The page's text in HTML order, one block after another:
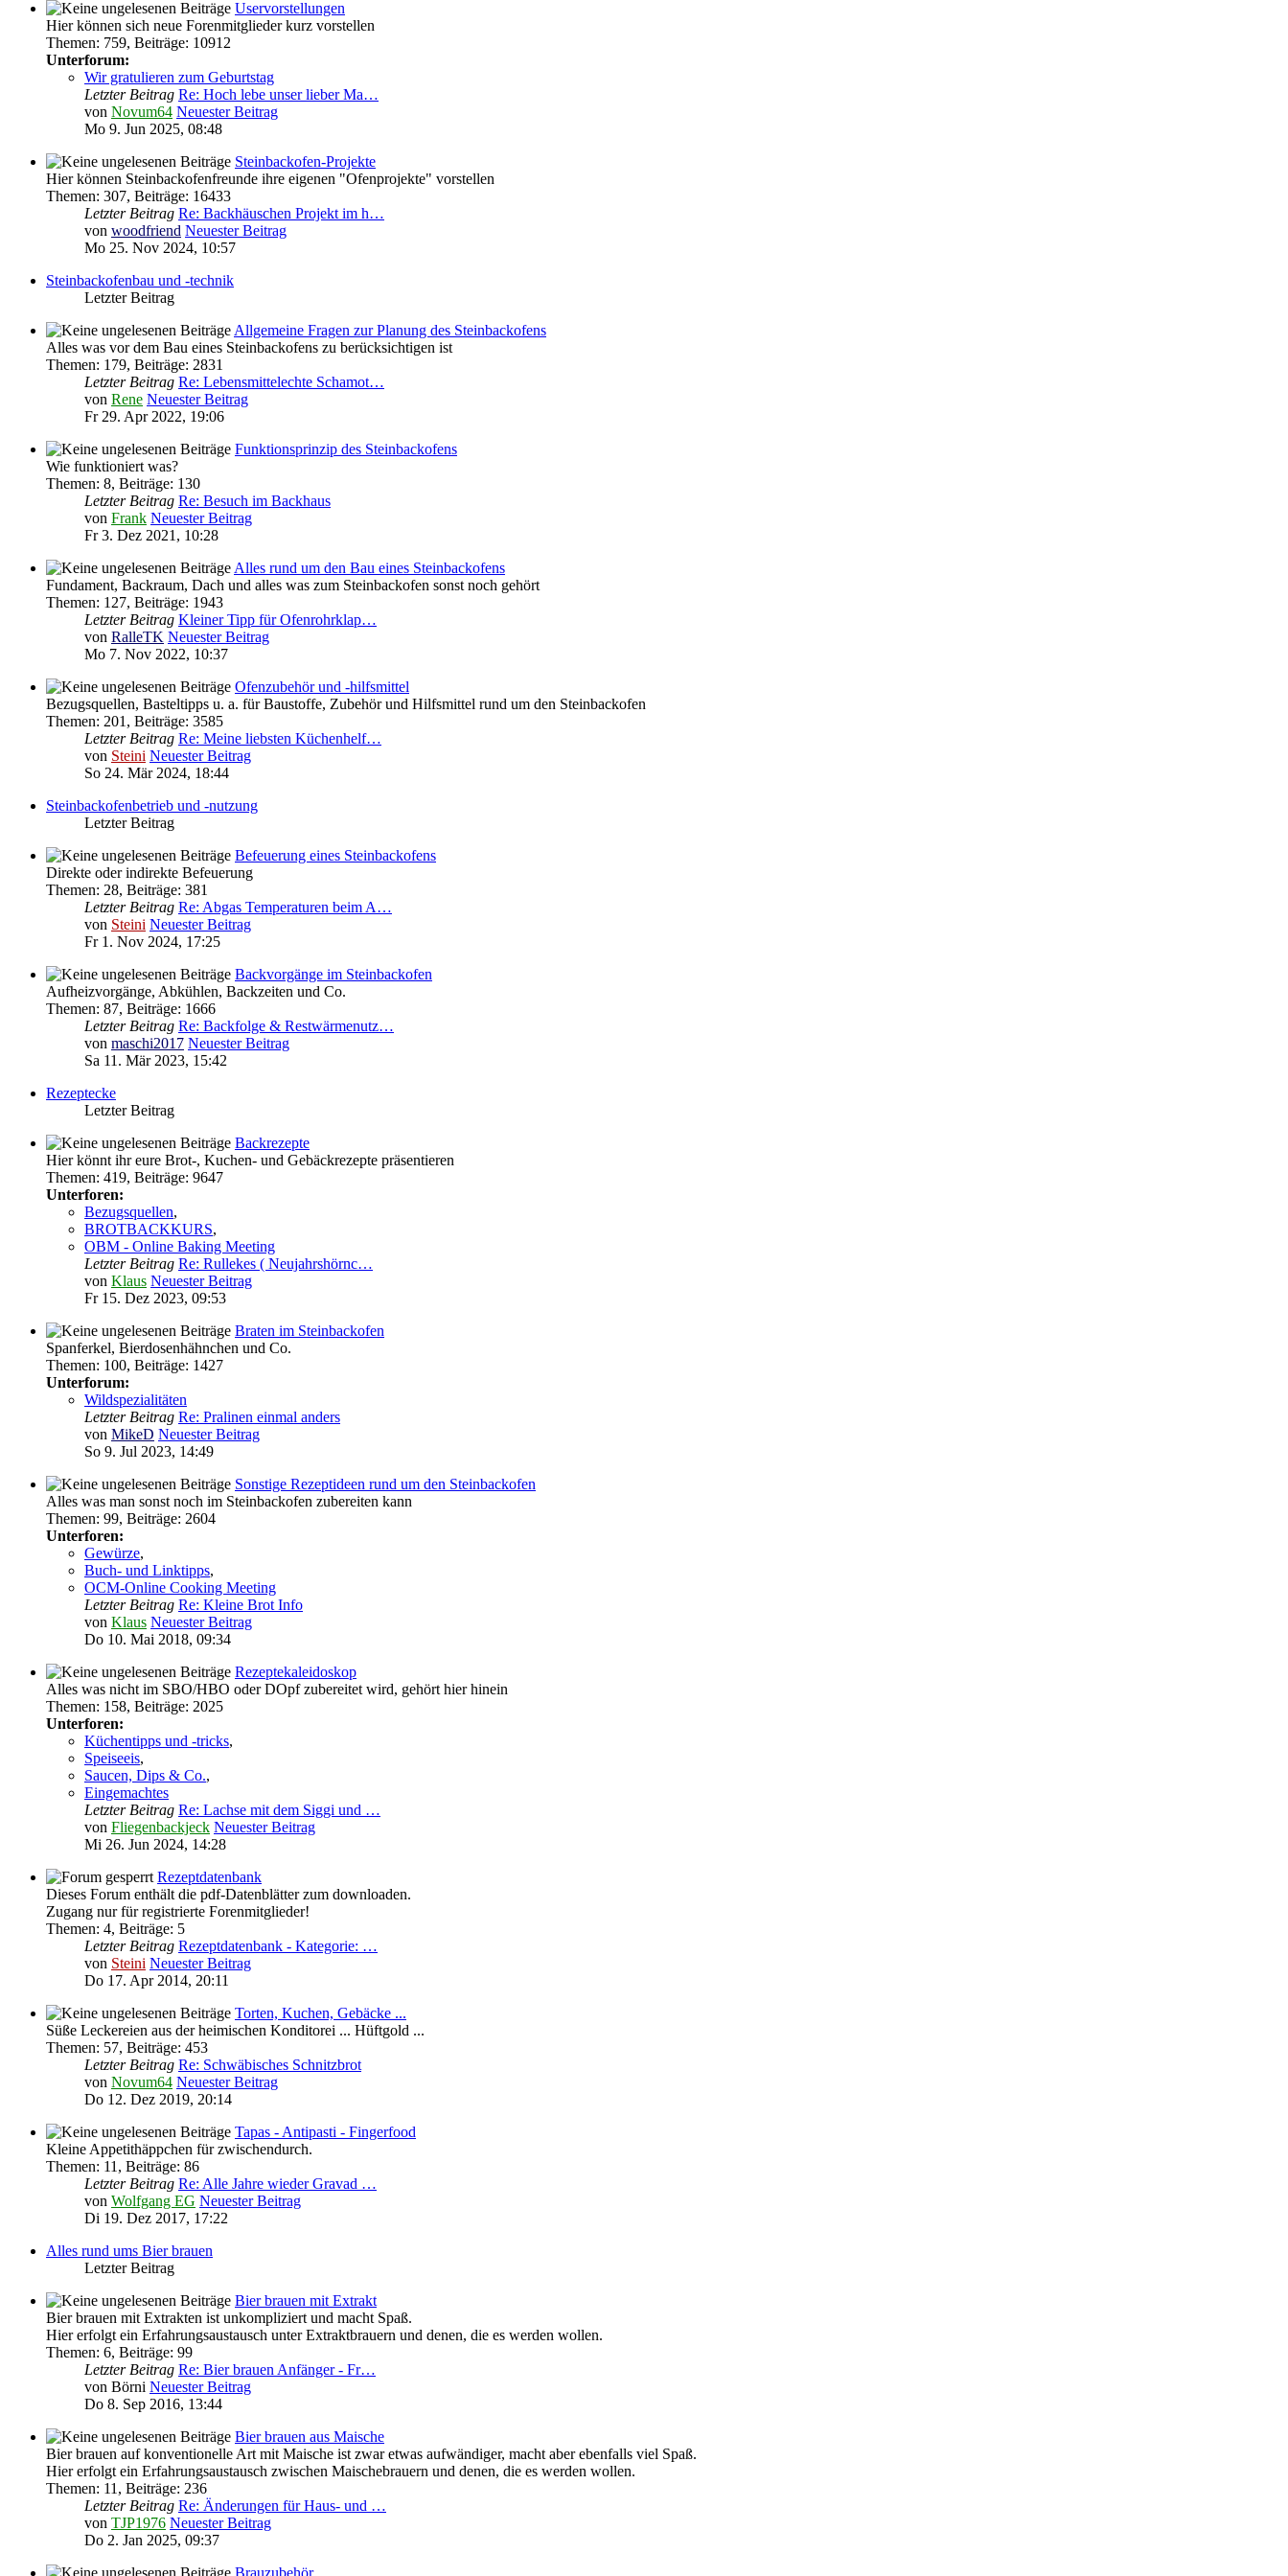
Uservorstellungen
Hier können sich neue Forenmitglieder kurz vorstellen
Themen: 759, Beiträge: 10912
Unterforum:
Wir gratulieren zum Geburtstag
Letzter Beitrag Re: Hoch lebe unser lieber Ma…
von Novum64 Neuester Beitrag
Mo 9. Jun 2025, 08:48
Steinbackofen-Projekte
Hier können Steinbackofenfreunde ihre eigenen "Ofenprojekte" vorstellen
Themen: 307, Beiträge: 16433
Letzter Beitrag Re: Backhäuschen Projekt im h…
von woodfriend Neuester Beitrag
Mo 25. Nov 2024, 10:57
Steinbackofenbau und -technik
Letzter Beitrag
Allgemeine Fragen zur Planung des Steinbackofens
Alles was vor dem Bau eines Steinbackofens zu berücksichtigen ist
Themen: 179, Beiträge: 2831
Letzter Beitrag Re: Lebensmittelechte Schamot…
von Rene Neuester Beitrag
Fr 29. Apr 2022, 19:06
Funktionsprinzip des Steinbackofens
Wie funktioniert was?
Themen: 8, Beiträge: 130
Letzter Beitrag Re: Besuch im Backhaus
von Frank Neuester Beitrag
Fr 3. Dez 2021, 10:28
Alles rund um den Bau eines Steinbackofens
Fundament, Backraum, Dach und alles was zum Steinbackofen sonst noch gehört
Themen: 127, Beiträge: 1943
Letzter Beitrag Kleiner Tipp für Ofenrohrklap…
von RalleTK Neuester Beitrag
Mo 7. Nov 2022, 10:37
Ofenzubehör und -hilfsmittel
Bezugsquellen, Basteltipps u. a. für Baustoffe, Zubehör und Hilfsmittel rund um den Steinbackofen
Themen: 201 , Beiträge: 3585
Letzter Beitrag Re: Meine liebsten Küchenhelf…
von Steini Neuester Beitrag
So 24. Mär 2024, 18:44
Steinbackofenbetrieb und -nutzung
Letzter Beitrag
Befeuerung eines Steinbackofens
Direkte oder indirekte Befeuerung
Themen: 28, Beiträge: 381
Letzter Beitrag Re: Abgas Temperaturen beim A…
von Steini Neuester Beitrag
Fr 1. Nov 2024, 17:25
Backvorgänge im Steinbackofen
Aufheizvorgänge, Abkühlen, Backzeiten und Co.
Themen: 87, Beiträge: 1666
Letzter Beitrag Re: Backfolge & Restwärmenutz…
von maschi2017 Neuester Beitrag
Sa 11. Mär 2023, 15:42
Rezeptecke
Letzter Beitrag
Backrezepte
Hier könnt ihr eure Brot-, Kuchen- und Gebäckrezepte präsentieren
Themen: 419, Beiträge: 9647
Unterforen:
Bezugsquellen,
BROTBACKKURS,
OBM - Online Baking Meeting
Letzter Beitrag Re: Rullekes ( Neujahrshörnc…
von Klaus Neuester Beitrag
Fr 15. Dez 2023, 09:53
Braten im Steinbackofen
Spanferkel, Bierdosenhähnchen und Co.
Themen: 100, Beiträge: 1427
Unterforum:
Wildspezialitäten
Letzter Beitrag Re: Pralinen einmal anders
von MikeD Neuester Beitrag
So 9. Jul 2023, 14:49
Sonstige Rezeptideen rund um den Steinbackofen
Alles was man sonst noch im Steinbackofen zubereiten kann
Themen: 99, Beiträge: 2604
Unterforen:
Gewürze,
Buch- und Linktipps,
OCM-Online Cooking Meeting
Letzter Beitrag Re: Kleine Brot Info
von Klaus Neuester Beitrag
Do 10. Mai 2018, 09:34
Rezeptekaleidoskop
Alles was nicht im SBO/HBO oder DOpf zubereitet wird, gehört hier hinein
Themen: 158, Beiträge: 2025
Unterforen:
Küchentipps und -tricks,
Speiseeis,
Saucen, Dips & Co.,
Eingemachtes
Letzter Beitrag Re: Lachse mit dem Siggi und …
von Fliegenbackjeck Neuester Beitrag
Mi 26. Jun 2024, 14:28
Rezeptdatenbank
Dieses Forum enthält die pdf-Datenblätter zum downloaden.
Zugang nur für registrierte Forenmitglieder!
Themen: 4, Beiträge: 5
Letzter Beitrag Rezeptdatenbank - Kategorie: …
von Steini Neuester Beitrag
Do 17. Apr 2014, 20:11
Torten, Kuchen, Gebäcke ...
Süße Leckereien aus der heimischen Konditorei ... Hüftgold ...
Themen: 57, Beiträge: 453
Letzter Beitrag Re: Schwäbisches Schnitzbrot
von Novum64 Neuester Beitrag
Do 12. Dez 2019, 20:14
Tapas - Antipasti - Fingerfood
Kleine Appetithäppchen für zwischendurch.
Themen: 11 , Beiträge: 86
Letzter Beitrag Re: Alle Jahre wieder Gravad …
von Wolfgang EG Neuester Beitrag
Di 19. Dez 2017, 17:22
Alles rund ums Bier brauen
Letzter Beitrag
Bier brauen mit Extrakt
Bier brauen mit Extrakten ist unkompliziert und macht Spaß.
Hier erfolgt ein Erfahrungsaustausch unter Extraktbrauern und denen, die es werden wollen.
Themen: 6, Beiträge: 99
Letzter Beitrag Re: Bier brauen Anfänger - Fr…
von Börni Neuester Beitrag
Do 8. Sep 2016, 13:44
Bier brauen aus Maische
Bier brauen auf konventionelle Art mit Maische ist zwar etwas aufwändiger, macht aber ebenfalls viel Spaß.
Hier erfolgt ein Erfahrungsaustausch zwischen Maischebrauern und denen, die es werden wollen.
Themen: 11 , Beiträge: 236
Letzter Beitrag Re: Änderungen für Haus- und …
von TJP1976 Neuester Beitrag
Do 2. Jan 2025, 09:37
Brauzubehör